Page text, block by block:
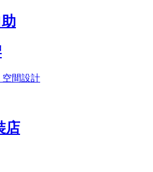
間設計
店